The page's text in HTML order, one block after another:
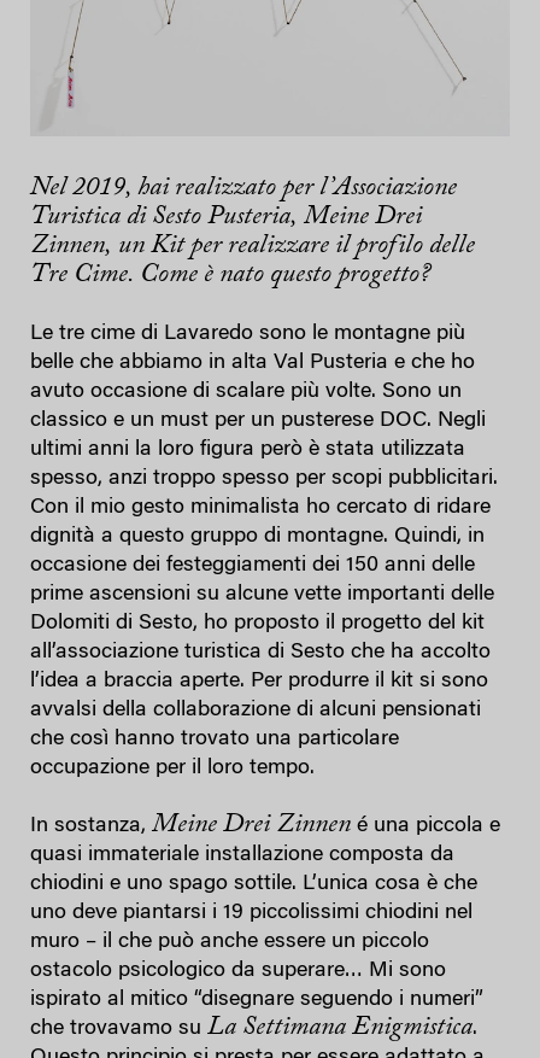
Nel 2019, hai realizzato per l’Associazione
Turistica di Sesto Pusteria, Meine Drei
Zinnen, un Kit per realizzare il profilo delle
Tre Cime. Come è nato questo progetto?
Le tre cime di Lavaredo sono le montagne più
belle che abbiamo in alta Val Pusteria e che ho
avuto occasione di scalare più volte. Sono un
classico e un must per un pusterese DOC. Negli
ultimi anni la loro figura però è stata utilizzata
spesso, anzi troppo spesso per scopi pubblicitari.
Con il mio gesto minimalista ho cercato di ridare
dignità a questo gruppo di montagne. Quindi, in
occasione dei festeggiamenti dei 150 anni delle
prime ascensioni su alcune vette importanti delle
Dolomiti di Sesto, ho proposto il progetto del kit
all’associazione turistica di Sesto che ha accolto
l’idea a braccia aperte. Per produrre il kit si sono
avvalsi della collaborazione di alcuni pensionati
che così hanno trovato una particolare
occupazione per il loro tempo.
In sostanza, Meine Drei Zinnen é una piccola e
quasi immateriale installazione composta da
chiodini e uno spago sottile. L’unica cosa è che
uno deve piantarsi i 19 piccolissimi chiodini nel
muro – il che può anche essere un piccolo
ostacolo psicologico da superare… Mi sono
ispirato al mitico “disegnare seguendo i numeri”
che trovavamo su La Settimana Enigmistica.